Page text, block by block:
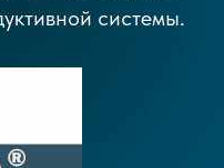
системы.